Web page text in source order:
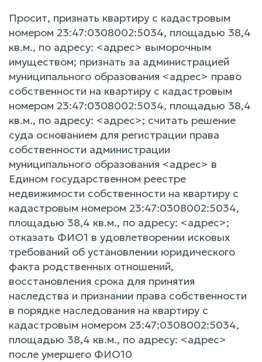
Просит, признать квартиру с кадастровым
номером 23:47:0308002:5034, площадью 38,4
кв.м., по адресу: <адрес> выморочным
имуществом; признать за администрацией
муниципального образования <адрес> право
собственности на квартиру с кадастровым
номером 23:47:0308002:5034, площадью 38,4
кв.м., по адресу: <адрес>; считать решение
суда основанием для регистрации права
собственности администрации
муниципального образования <адрес> в
Едином государственном реестре
недвижимости собственности на квартиру с
кадастровым номером 23:47:0308002:5034,
площадью 38,4 кв.м., по адресу: <адрес>;
отказать ФИО1 в удовлетворении исковых
требований об установлении юридического
факта родственных отношений,
восстановления срока для принятия
наследства и признании права собственности
в порядке наследования на квартиру с
кадастровым номером 23:47:0308002:5034,
площадью 38,4 кв.м., по адресу: <адрес>
после умершего ФИО10